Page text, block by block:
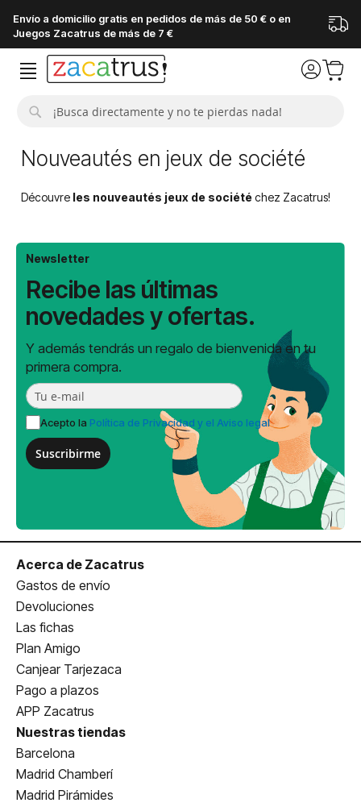
Envío a domicilio gratis en pedidos de más de 50 € o en
Juegos Zacatrus de más de 7 €
Nouveautés en jeux de société
Découvre les nouveautés jeux de société chez Zacatrus!
Newsletter
Recibe las últimas
novedades y ofertas.
Y además tendrás un regalo de bienvenida en tu
primera compra.
Acepto la Política de Privacidad y el Aviso legal
Suscribirme
Acerca de Zacatrus
Gastos de envío
Devoluciones
Las fichas
Plan Amigo
Canjear Tarjezaca
Pago a plazos
APP Zacatrus
Nuestras tiendas
Barcelona
Madrid Chamberí
Madrid Pirámides